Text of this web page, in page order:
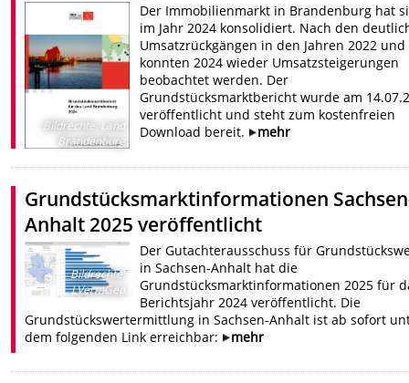
Bildrechte: Land
Brandenburg
Der Immobilienmarkt in Brandenburg hat
im Jahr 2024 konsolidiert. Nach den
Umsatzrückgängen in den Jahren 2022 und
konnten 2024 wieder Umsatzsteigerungen
beobachtet werden. Der
Grundstücksmarktbericht wurde am
veröffentlicht und steht zum kostenfreien
Download bereit.
mehr
Grundstücksmarktinformationen
Anhalt 2025 veröffentlicht
Bildrechte:
LVermGeo
Der Gutachterausschuss für
in Sachsen-Anhalt hat die
Grundstücksmarktinformationen 2025 für
Berichtsjahr 2024 veröffentlicht. Die
Grundstückswertermittlung in Sachsen-Anhalt ist ab sofort
dem folgenden Link erreichbar:
mehr